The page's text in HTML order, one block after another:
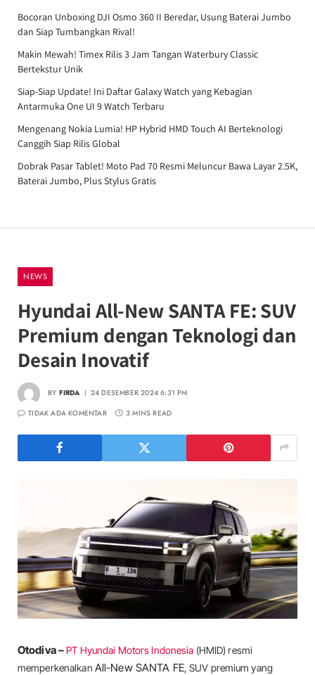
Bocoran Unboxing DJI Osmo 360 II Beredar, Usung Baterai Jumbo
dan Siap Tumbangkan Rival!
Makin Mewah! Timex Rilis 3 Jam Tangan Waterbury Classic
Bertekstur Unik
Siap-Siap Update! Ini Daftar Galaxy Watch yang Kebagian
Antarmuka One UI 9 Watch Terbaru
Mengenang Nokia Lumia! HP Hybrid HMD Touch AI Berteknologi
Canggih Siap Rilis Global
Dobrak Pasar Tablet! Moto Pad 70 Resmi Meluncur Bawa Layar 2.5K,
Baterai Jumbo, Plus Stylus Gratis
NEWS
Hyundai All-New SANTA FE: SUV
Premium dengan Teknologi dan
Desain Inovatif
BY FIRDA
24 DESEMBER 2024 6:31 PM
TIDAK ADA KOMENTAR
3 MINS READ
Otodiva –PT Hyundai Motors Indonesia (HMID) resmi
memperkenalkan All-New SANTA FE, SUV premium yang